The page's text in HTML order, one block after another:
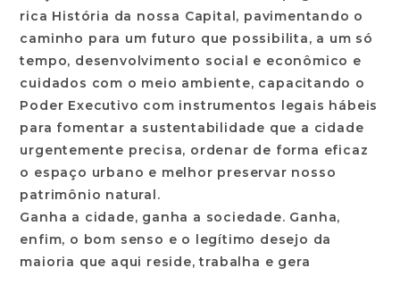
rica História da nossa Capital, pavimentando o
caminho para um futuro que possibilita, a um só
tempo, desenvolvimento social e econômico e
cuidados com o meio ambiente, capacitando o
Poder Executivo com instrumentos legais hábeis
para fomentar a sustentabilidade que a cidade
urgentemente precisa, ordenar de forma eficaz
o espaço urbano e melhor preservar nosso
patrimônio natural.
Ganha a cidade, ganha a sociedade. Ganha,
enfim, o bom senso e o legítimo desejo da
maioria que aqui reside, trabalha e gera